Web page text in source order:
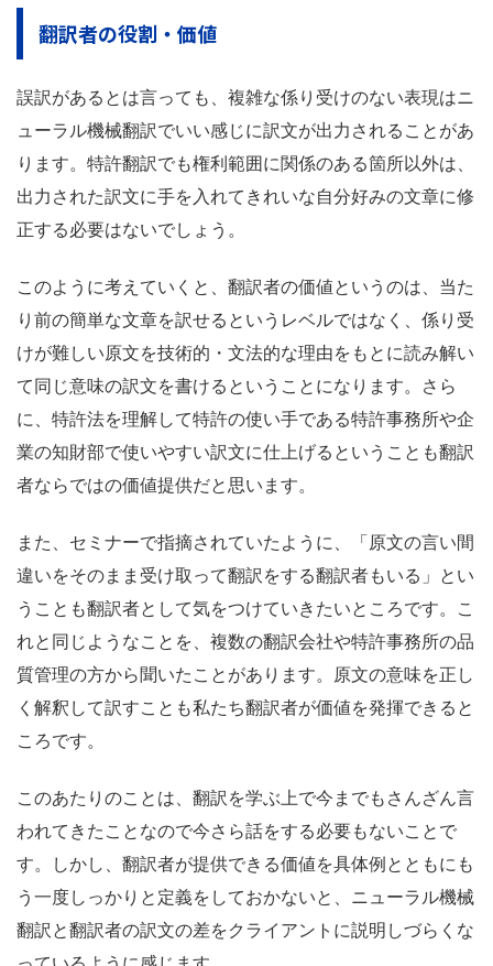
翻訳者の役割・価値
誤訳があるとは言っても、複雑な係り受けのない表現はニ
ューラル機械翻訳でいい感じに訳文が出力されることがあ
ります。特許翻訳でも権利範囲に関係のある箇所以外は、
出力された訳文に手を入れてきれいな自分好みの文章に修
正する必要はないでしょう。
このように考えていくと、翻訳者の価値というのは、当た
り前の簡単な文章を訳せるというレベルではなく、係り受
けが難しい原文を技術的・文法的な理由をもとに読み解い
て同じ意味の訳文を書けるということになります。さら
に、特許法を理解して特許の使い手である特許事務所や企
業の知財部で使いやすい訳文に仕上げるということも翻訳
者ならではの価値提供だと思います。
また、セミナーで指摘されていたように、「原文の言い間
違いをそのまま受け取って翻訳をする翻訳者もいる」とい
うことも翻訳者として気をつけていきたいところです。こ
れと同じようなことを、複数の翻訳会社や特許事務所の品
質管理の方から聞いたことがあります。原文の意味を正し
く解釈して訳すことも私たち翻訳者が価値を発揮できると
ころです。
このあたりのことは、翻訳を学ぶ上で今までもさんざん言
われてきたことなので今さら話をする必要もないことで
す。しかし、翻訳者が提供できる価値を具体例とともにも
う一度しっかりと定義をしておかないと、ニューラル機械
翻訳と翻訳者の訳文の差をクライアントに説明しづらくな